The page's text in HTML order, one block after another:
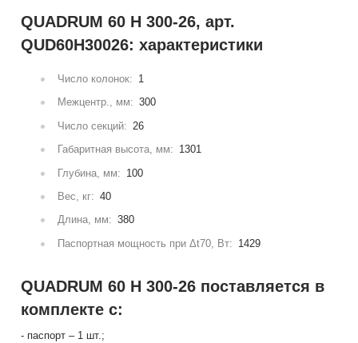
QUADRUM 60 H 300-26, арт.
QUD60H30026: характеристики
Число колонок: 1
Межцентр., мм: 300
Число секций: 26
Габаритная высота, мм: 1301
Глубина, мм: 100
Вес, кг: 40
Длина, мм: 380
Паспортная мощность при Δt70, Вт: 1429
QUADRUM 60 H 300-26 поставляется в
комплекте с:
- паспорт – 1 шт.;